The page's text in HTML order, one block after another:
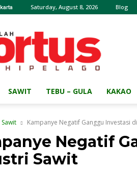
Saturday, August 8, 2026 Blog
Majalah
HORTUS
Archipelago
SAWIT TEBU – GULA KAKAO
Sawit Kampanye Negatif Ganggu Investasi
Negatif
Sawit